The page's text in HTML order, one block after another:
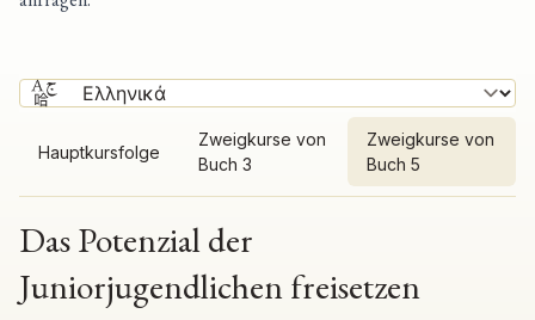
Hauptkursfolge
Zweigkurse von
Buch 3
Zweigkurse von
Buch 5
Das Potenzial der
Juniorjugendlichen freisetzen